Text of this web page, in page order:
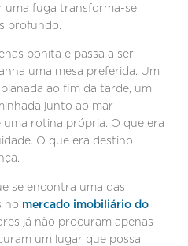
uma fuga transforma-se,
profundo.
bonita e passa a ser
uma mesa preferida. Um
ao fim da tarde, um
junto ao mar
rotina própria. O que era
O que era destino
se encontra uma das
no mercado imobiliário do
já não procuram apenas
um lugar que possa